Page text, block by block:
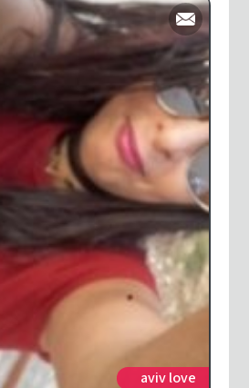
aviv love